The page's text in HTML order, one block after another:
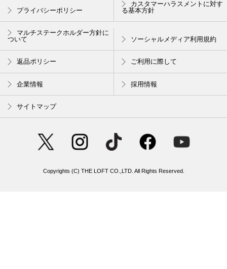
プライバシーポリシー
カスタマーハラスメントに対す
る基本方針
マルチステークホルダー方針に
ついて
ソーシャルメディア利用規約
返品ポリシー ご利用に際して
企業情報 採用情報
サイトマップ
Copyrights (C) THE LOFT CO.,LTD. All Rights Reserved.